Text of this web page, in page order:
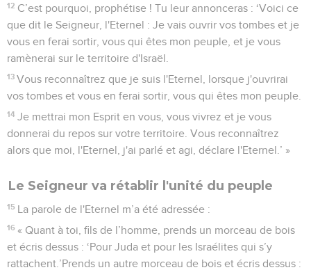
12 C’est pourquoi, prophétise ! Tu leur annonceras : ‘Voici ce
que dit le Seigneur, l'Eternel : Je vais ouvrir vos tombes et je
vous en ferai sortir, vous qui êtes mon peuple, et je vous
ramènerai sur le territoire d'Israël.
13 Vous reconnaîtrez que je suis l'Eternel, lorsque j'ouvrirai
vos tombes et vous en ferai sortir, vous qui êtes mon peuple.
14 Je mettrai mon Esprit en vous, vous vivrez et je vous
donnerai du repos sur votre territoire. Vous reconnaîtrez
alors que moi, l'Eternel, j'ai parlé et agi, déclare l'Eternel.’ »
Le Seigneur va rétablir l'unité du peuple
15 La parole de l'Eternel m’a été adressée :
16 « Quant à toi, fils de l’homme, prends un morceau de bois
et écris dessus : ‘Pour Juda et pour les Israélites qui s’y
rattachent.’Prends un autre morceau de bois et écris dessus :